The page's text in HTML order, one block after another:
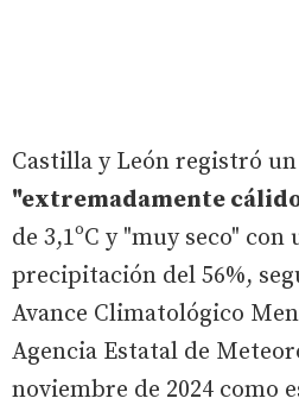
Castilla y León registró
"extremadamente
de 3,1ºC y "muy seco"
precipitación del 56%,
Avance Climatológico
Agencia Estatal de
noviembre de 2024 como